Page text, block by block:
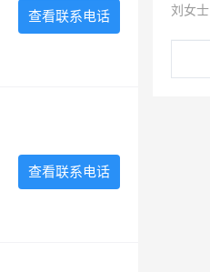
刘女士
查看联系电话
查看联系电话